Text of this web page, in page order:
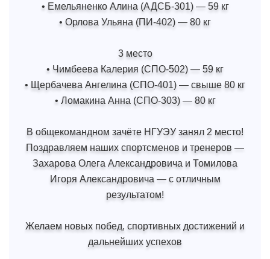
• Емельяненко Алина (АДСБ-301) — 59 кг
• Орлова Ульяна (ПИ-402) — 80 кг
3 место
• Чимбеева Калерия (СПО-502) — 59 кг
• Щербачева Ангелина (СПО-401) — свыше 80 кг
• Ломакина Анна (СПО-303) — 80 кг
В общекомандном зачёте НГУЭУ занял 2 место!
Поздравляем наших спортсменов и тренеров —
Захарова Олега Александровича и Томилова
Игоря Александровича — с отличным
результатом!
Желаем новых побед, спортивных достижений и
дальнейших успехов